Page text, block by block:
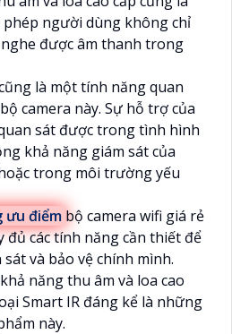
người dùng không chỉ
được âm thanh trong
là một tính năng quan
camera này. Sự hỗ trợ của
sát được trong tình hình
khả năng giám sát của
trong môi trường yếu
ưu điểm bộ camera wifi giá rẻ
đủ các tính năng cần thiết để
và bảo vệ chính mình.
năng thu âm và loa cao
Smart IR đáng kể là những
này.